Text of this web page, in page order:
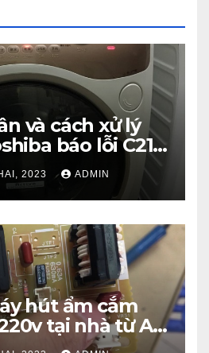
và cách xử lý
báo lỗi C21
2023 ADMIN
hút ẩm cắm
tại nhà từ A –